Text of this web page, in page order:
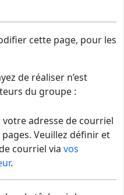
cette page, pour les
de réaliser n’est
du groupe :
adresse de courriel
Veuillez définir et
courriel via vos
.